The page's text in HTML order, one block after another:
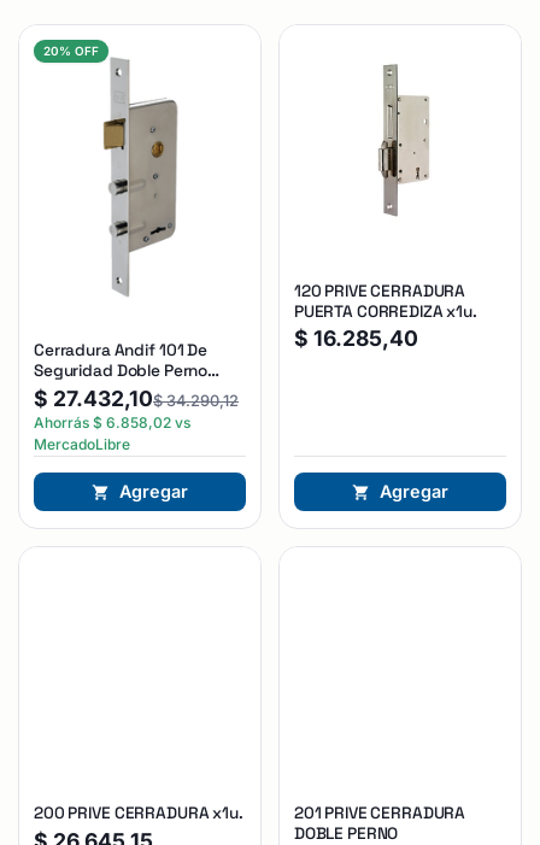
20% OFF
Cerradura Andif 101 De
Seguridad Doble Perno
Reforzada Plateado
$ 27.432,10$34.290,12
Ahorrás $ 6.858,02 vs
MercadoLibre
Agregar
120 PRIVE CERRADURA
PUERTA CORREDIZA x1u.
$ 16.285,40
Agregar
200 PRIVE CERRADURA x1u.
201 PRIVE CERRADURA
DOBLE PERNO